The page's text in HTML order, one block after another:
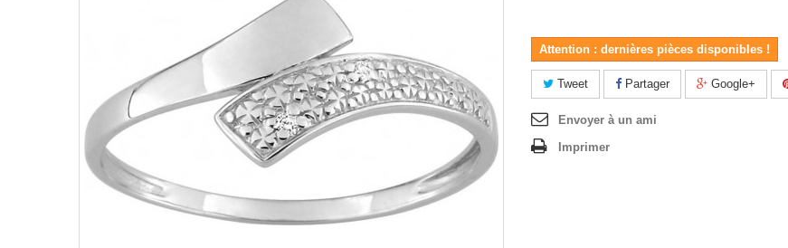
Attention : dernières pièces disponibles !
Tweet Partager Google+
Envoyer à un ami
Imprimer